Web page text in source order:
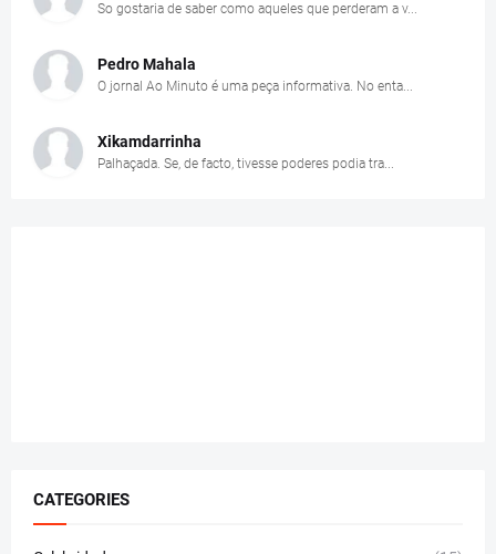
So gostaria de saber como aqueles que perderam a v...
Pedro Mahala
O jornal Ao Minuto é uma peça informativa. No enta...
Xikamdarrinha
Palhaçada. Se, de facto, tivesse poderes podia tra...
CATEGORIES